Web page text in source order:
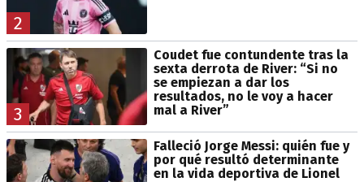
2
3
Coudet fue contundente tras la
sexta derrota de River: “Si no
se empiezan a dar los
resultados, no le voy a hacer
mal a River”
Falleció Jorge Messi: quién fue y
por qué resultó determinante
en la vida deportiva de Lionel